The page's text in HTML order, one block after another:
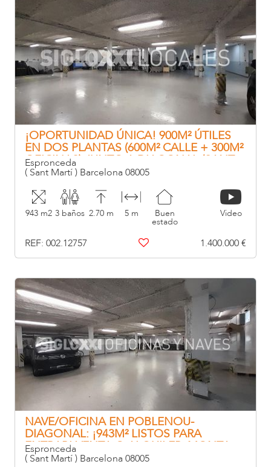
¡OPORTUNIDAD ÚNICA! 900M² ÚTILES
EN DOS PLANTAS (600M² CALLE + 300M²
OFICINAS) JUNTO A DIAGONAL (SANT
MARTÍ)
Espronceda
( Sant Martí ) Barcelona 08005
943 m2 3 baños 2.70 m 5 m Buen
estado
Video
REF: 002.12757 1.400.000 €
NAVE/OFICINA EN POBLENOU-
DIAGONAL: ¡943M² LISTOS PARA
ENTRAR! VENTA O ALQUILER. MONTA-
CARGAS, GRAN ACCESO DE VEHÍCULOS.
Espronceda
( Sant Martí ) Barcelona 08005